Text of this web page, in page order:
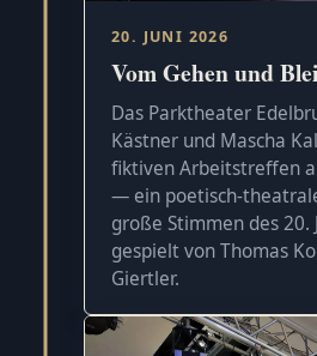
20. JUNI 2026
Vom Gehen und
Das Parktheater
Kästner und Mascha
fiktiven Arbeitstreffen
— ein poetisch-
große Stimmen des 20.
gespielt von Thomas
Giertler.